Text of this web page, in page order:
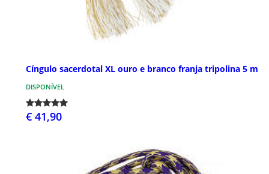
Cíngulo sacerdotal XL ouro e branco franja tripolina 5 m
DISPONÍVEL
€ 41,90